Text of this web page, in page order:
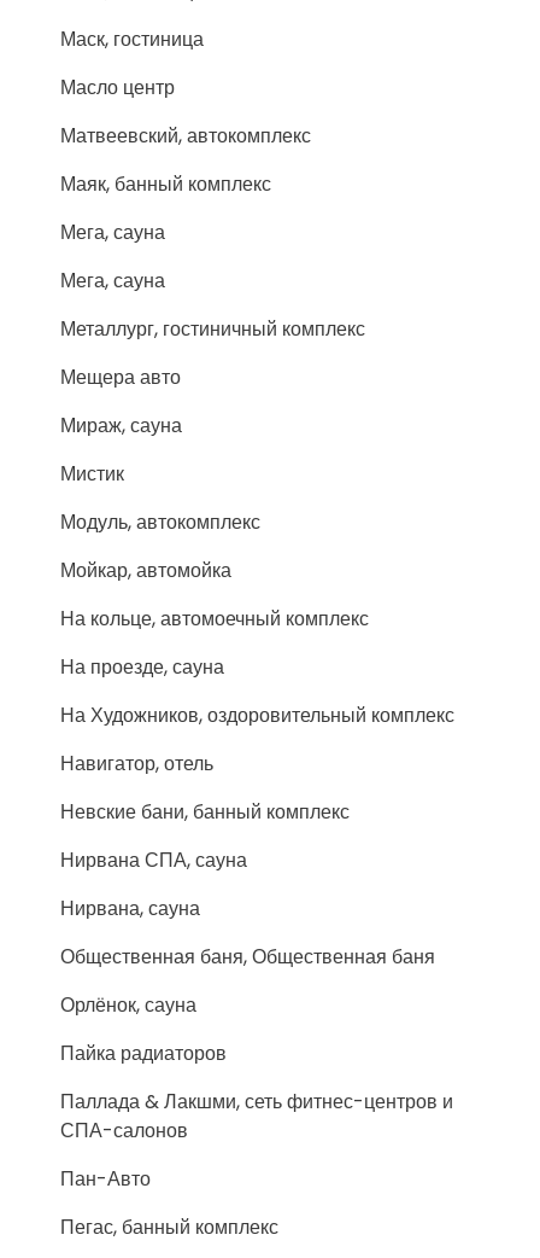
Маск, гостиница
Масло центр
Матвеевский, автокомплекс
Маяк, банный комплекс
Мега, сауна
Мега, сауна
Металлург, гостиничный комплекс
Мещера авто
Мираж, сауна
Мистик
Модуль, автокомплекс
Мойкар, автомойка
На кольце, автомоечный комплекс
На проезде, сауна
На Художников, оздоровительный комплекс
Навигатор, отель
Невские бани, банный комплекс
Нирвана СПА, сауна
Нирвана, сауна
Общественная баня, Общественная баня
Орлёнок, сауна
Пайка радиаторов
Паллада & Лакшми, сеть фитнес-центров и
СПА-салонов
Пан-Авто
Пегас, банный комплекс